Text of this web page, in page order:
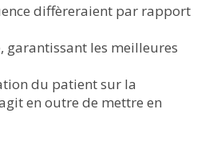
diffèreraient par rapport
garantissant les meilleures
du patient sur la
en outre de mettre en